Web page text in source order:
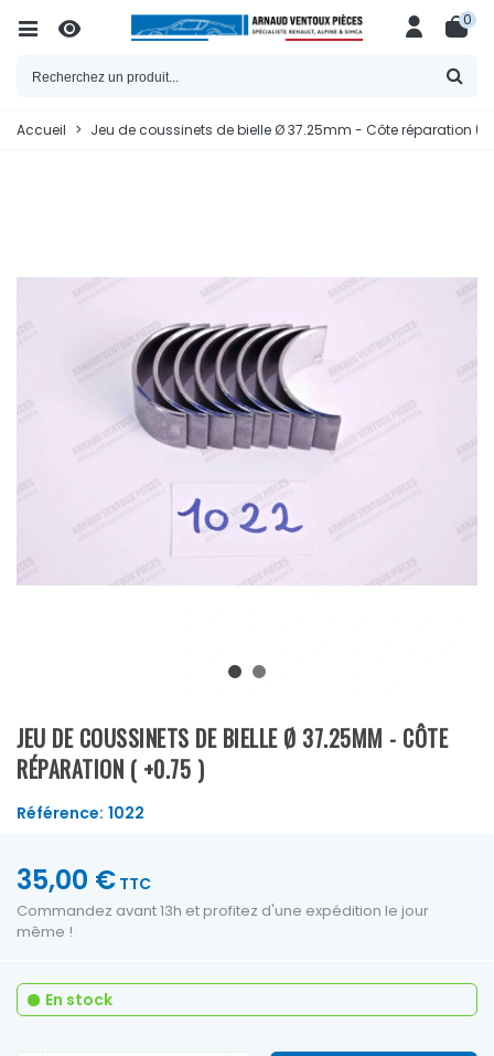
0
Accueil > Jeu de coussinets de bielle Ø 37.25mm - Côte réparation (
JEU DE COUSSINETS DE BIELLE Ø 37.25MM - CÔTE
RÉPARATION ( +0.75 )
Référence: 1022
35,00 € TTC
Commandez avant 13h et profitez d'une expédition le jour
même !
En stock